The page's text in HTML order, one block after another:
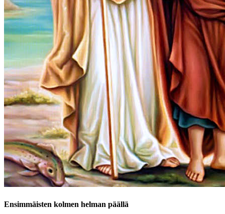
Ensimmäisten kolmen helman päällä